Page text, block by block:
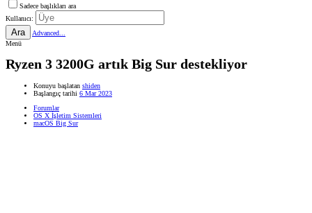
Sadece başlıkları ara
Kullanıcı:
Ara
Advanced...
Menü
Ryzen 3 3200G artık Big Sur destekliyor
Konuyu başlatan shiden
Başlangıç tarihi 6 Mar 2023
Forumlar
OS X İşletim Sistemleri
macOS Big Sur